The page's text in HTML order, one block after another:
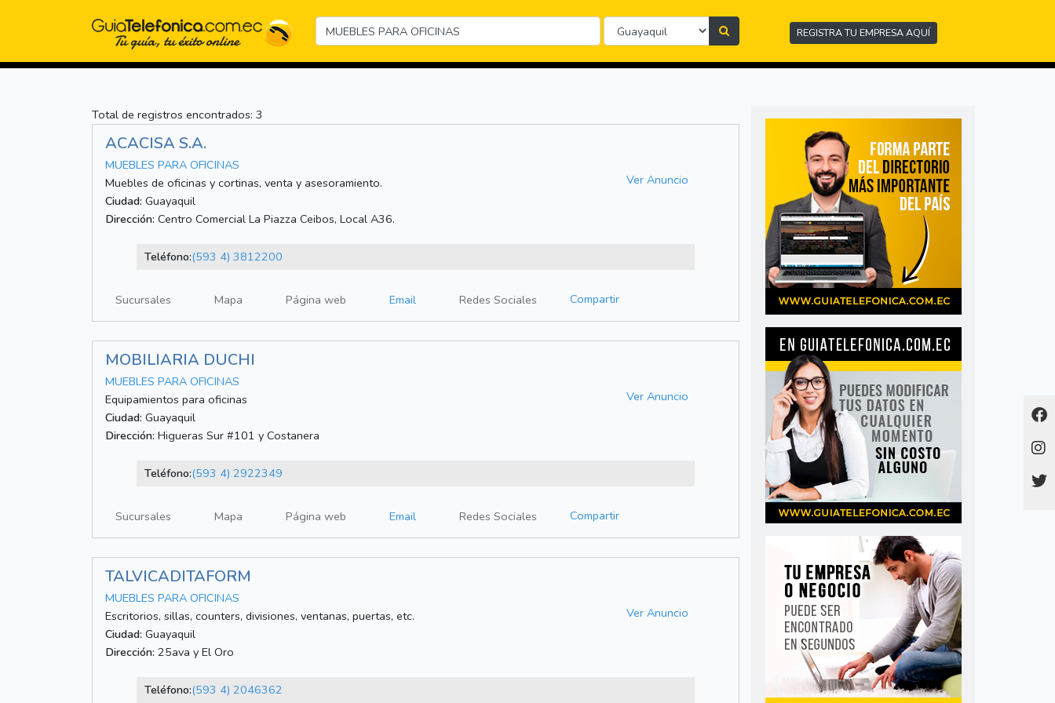
REGISTRA TU EMPRESA AQUÍ
Total de registros encontrados: 3
ACACISA S.A.
MUEBLES PARA OFICINAS
Muebles de oficinas y cortinas, venta y asesoramiento.
Ciudad: Guayaquil
Dirección: Centro Comercial La Piazza Ceibos, Local A36.
Ver Anuncio
Teléfono:(593 4) 3812200
Sucursales Mapa Página web Email Redes Sociales Compartir
MOBILIARIA DUCHI
MUEBLES PARA OFICINAS
Equipamientos para oficinas
Ciudad: Guayaquil
Dirección: Higueras Sur #101 y Costanera
Ver Anuncio
Teléfono:(593 4) 2922349
Sucursales Mapa Página web Email Redes Sociales Compartir
TALVICADITAFORM
MUEBLES PARA OFICINAS
Escritorios, sillas, counters, divisiones, ventanas, puertas, etc.
Ciudad: Guayaquil
Dirección: 25ava y El Oro
Ver Anuncio
Teléfono:(593 4) 2046362